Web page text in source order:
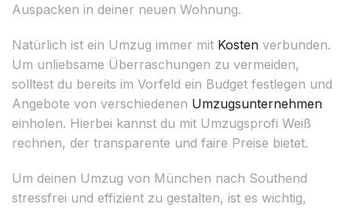
Auspacken in deiner neuen Wohnung.
Natürlich ist ein Umzug immer mit Kosten verbunden.
Um unliebsame Überraschungen zu vermeiden,
solltest du bereits im Vorfeld ein Budget festlegen und
Angebote von verschiedenen Umzugsunternehmen
einholen. Hierbei kannst du mit Umzugsprofi Weiß
rechnen, der transparente und faire Preise bietet.
Um deinen Umzug von München nach Southend
stressfrei und effizient zu gestalten, ist es wichtig,